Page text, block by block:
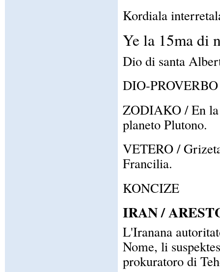
Kordiala
Ye la 15ma di
Dio di santa
DIO-PROVERBO
ZODIAKO / En la
planeto Plutono.
VETERO /
Francilia.
KONCIZE
IRAN /
L'Iranana
Nome, li
prokuratoro di